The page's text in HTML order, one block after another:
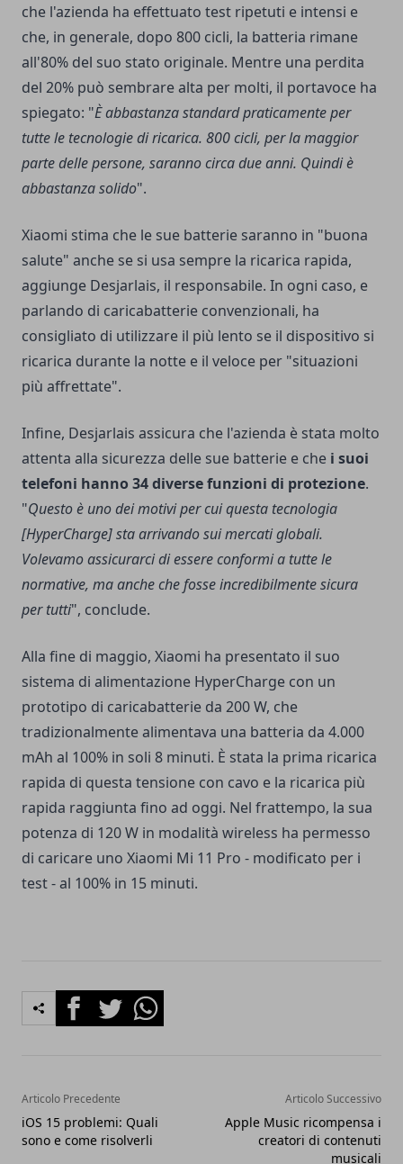
che l'azienda ha effettuato test ripetuti e intensi e
che, in generale, dopo 800 cicli, la batteria rimane
all'80% del suo stato originale. Mentre una perdita
del 20% può sembrare alta per molti, il portavoce ha
spiegato: "È abbastanza standard praticamente per
tutte le tecnologie di ricarica. 800 cicli, per la maggior
parte delle persone, saranno circa due anni. Quindi è
abbastanza solido".
Xiaomi stima che le sue batterie saranno in "buona
salute" anche se si usa sempre la ricarica rapida,
aggiunge Desjarlais, il responsabile. In ogni caso, e
parlando di caricabatterie convenzionali, ha
consigliato di utilizzare il più lento se il dispositivo si
ricarica durante la notte e il veloce per "situazioni
più affrettate".
Infine, Desjarlais assicura che l'azienda è stata molto
attenta alla sicurezza delle sue batterie e che i suoi
telefoni hanno 34 diverse funzioni di protezione.
"Questo è uno dei motivi per cui questa tecnologia
[HyperCharge] sta arrivando sui mercati globali.
Volevamo assicurarci di essere conformi a tutte le
normative, ma anche che fosse incredibilmente sicura
per tutti", conclude.
Alla fine di maggio, Xiaomi ha presentato il suo
sistema di alimentazione HyperCharge con un
prototipo di caricabatterie da 200 W, che
tradizionalmente alimentava una batteria da 4.000
mAh al 100% in soli 8 minuti. È stata la prima ricarica
rapida di questa tensione con cavo e la ricarica più
rapida raggiunta fino ad oggi. Nel frattempo, la sua
potenza di 120 W in modalità wireless ha permesso
di caricare uno Xiaomi Mi 11 Pro - modificato per i
test - al 100% in 15 minuti.
FacebookTwitterWhatsapp
Articolo Precedente
iOS 15 problemi: Quali
sono e come risolverli
Articolo Successivo
Apple Music ricompensa i
creatori di contenuti
musicali